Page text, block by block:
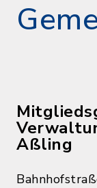
Aßling